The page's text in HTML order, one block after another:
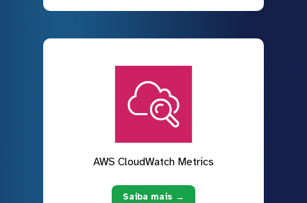
AWS CloudWatch Metrics
Saiba mais →